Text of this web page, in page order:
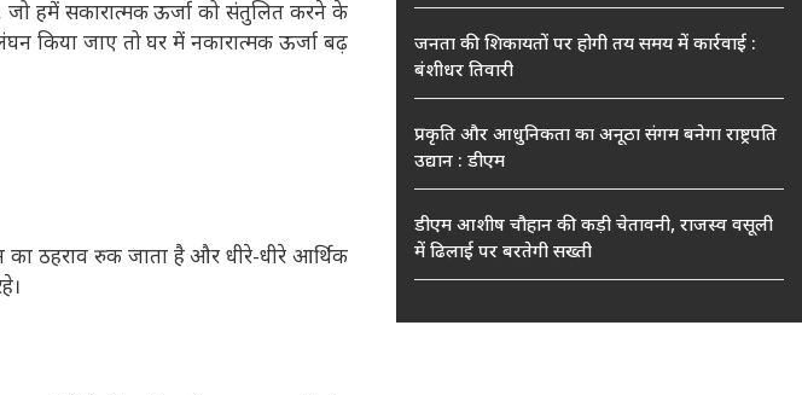
जो हमें सकारात्मक ऊर्जा को संतुलित करने के
किया जाए तो घर में नकारात्मक ऊर्जा बढ़
का ठहराव रुक जाता है और धीरे-धीरे आर्थिक
जनता की शिकायतों पर होगी तय समय में कार्रवाई :
बंशीधर तिवारी
प्रकृति और आधुनिकता का अनूठा संगम बनेगा राष्ट्रपति
उद्यान : डीएम
डीएम आशीष चौहान की कड़ी चेतावनी, राजस्व वसूली
में ढिलाई पर बरतेगी सख्ती